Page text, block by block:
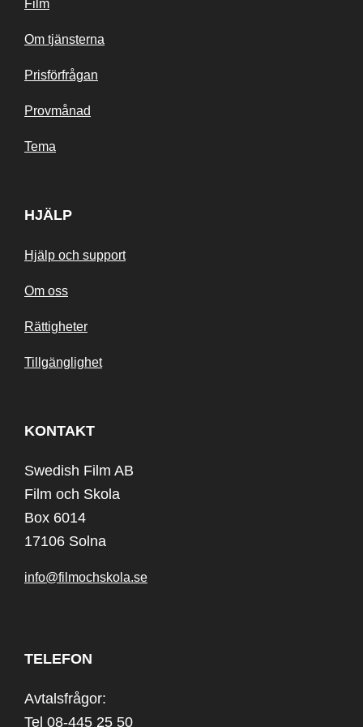
Film
Om tjänsterna
Prisförfrågan
Provmånad
Tema
HJÄLP
Hjälp och support
Om oss
Rättigheter
Tillgänglighet
KONTAKT
Swedish Film AB
Film och Skola
Box 6014
17106 Solna
info@filmochskola.se
TELEFON
Avtalsfrågor:
Tel 08-445 25 50